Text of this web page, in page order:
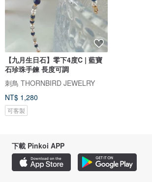
【九月生日石】零下4度C | 藍寶
石珍珠手鍊 長度可調
刺鳥 THORNBIRD JEWELRY
NT$ 1,280
可客製
下載 Pinkoi APP